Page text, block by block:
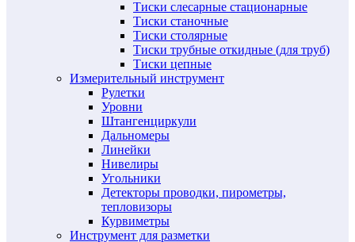
Тиски слесарные стационарные
Тиски станочные
Тиски столярные
Тиски трубные откидные (для труб)
Тиски цепные
Измерительный инструмент
Рулетки
Уровни
Штангенциркули
Дальномеры
Линейки
Нивелиры
Угольники
Детекторы проводки, пирометры,
тепловизоры
Курвиметры
Инструмент для разметки